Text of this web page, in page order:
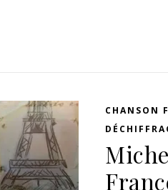
CHANSON